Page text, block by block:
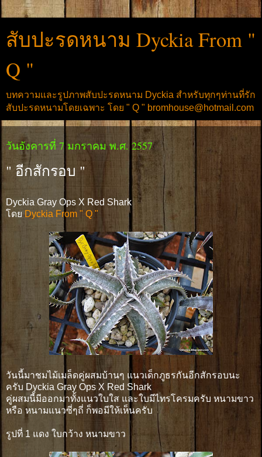
สับปะรดหนาม Dyckia From "
Q "
บทความและรูปภาพสับปะรดหนาม Dyckia สำหรับทุกๆท่านที่รัก
สับปะรดหนามโดยเฉพาะ โดย " Q " bromhouse@hotmail.com
วันอังคารที่ 7 มกราคม พ.ศ. 2557
" อีกสักรอบ "
Dyckia Gray Ops X Red Shark
โดยDyckia From " Q "
วันนี้มาชมไม้เมล็ดคู่ผสมบ้านๆ แนวเด็กภูธรกันอีกสักรอบนะ
ครับ Dyckia Gray Ops X Red Shark
คู่ผสมนี้มีออกมาทั้งแนวใบใส และใบมีไทรโครมครับ หนามขาว
หรือ หนามแนวซี่ๆถี่ ก็พอมีให้เห็นครับ
รูปที่ 1 แดง ใบกว้าง หนามขาว